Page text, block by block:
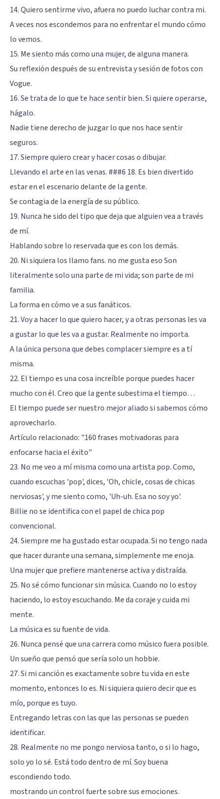
14. Quiero sentirme vivo, afuera no puedo luchar contra mi.
A veces nos escondemos para no enfrentar el mundo cómo
lo vemos.
15. Me siento más como una mujer, de alguna manera.
Su reflexión después de su entrevista y sesión de fotos con
Vogue.
16. Se trata de lo que te hace sentir bien. Si quiere operarse,
hágalo.
Nadie tiene derecho de juzgar lo que nos hace sentir
seguros.
17. Siempre quiero crear y hacer cosas o dibujar.
Llevando el arte en las venas. ###6 18. Es bien divertido
estar en el escenario delante de la gente.
Se contagia de la energía de su público.
19. Nunca he sido del tipo que deja que alguien vea a través
de mí.
Hablando sobre lo reservada que es con los demás.
20. Ni siquiera los llamo fans. no me gusta eso Son
literalmente solo una parte de mi vida; son parte de mi
familia.
La forma en cómo ve a sus fanáticos.
21. Voy a hacer lo que quiero hacer, y a otras personas les va
a gustar lo que les va a gustar. Realmente no importa.
A la única persona que debes complacer siempre es a tí
misma.
22. El tiempo es una cosa increíble porque puedes hacer
mucho con él. Creo que la gente subestima el tiempo…
El tiempo puede ser nuestro mejor aliado si sabemos cómo
aprovecharlo.
Artículo relacionado: "160 frases motivadoras para
enfocarse hacia el éxito"
23. No me veo a mí misma como una artista pop. Como,
cuando escuchas 'pop', dices, 'Oh, chicle, cosas de chicas
nerviosas', y me siento como, 'Uh-uh. Esa no soy yo'.
Billie no se identifica con el papel de chica pop
convencional.
24. Siempre me ha gustado estar ocupada. Si no tengo nada
que hacer durante una semana, simplemente me enoja.
Una mujer que prefiere mantenerse activa y distraída.
25. No sé cómo funcionar sin música. Cuando no lo estoy
haciendo, lo estoy escuchando. Me da coraje y cuida mi
mente.
La música es su fuente de vida.
26. Nunca pensé que una carrera como músico fuera posible.
Un sueño que pensó que sería solo un hobbie.
27. Si mi canción es exactamente sobre tu vida en este
momento, entonces lo es. Ni siquiera quiero decir que es
mío, porque es tuyo.
Entregando letras con las que las personas se pueden
identificar.
28. Realmente no me pongo nerviosa tanto, o si lo hago,
solo yo lo sé. Está todo dentro de mí. Soy buena
escondiendo todo.
mostrando un control fuerte sobre sus emociones.